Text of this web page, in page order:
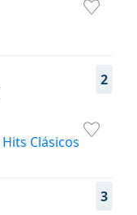
2
Hits Clásicos
3